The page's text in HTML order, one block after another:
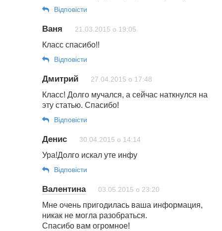
Відповіcти
Ваня 21.03.2015 о 19:05
Класс спасибо!!
Відповіcти
Дмитрий 27.04.2015 о 17:48
Класс! Долго мучался, а сейчас наткнулся на
эту статью. Спасибо!
Відповіcти
Денис 30.04.2015 о 14:14
Ура!Долго искал уте инфу
Відповіcти
Валентина 03.05.2015 о 23:20
Мне очень пригодилась ваша информация,
никак не могла разобраться.
Спасибо вам огромное!